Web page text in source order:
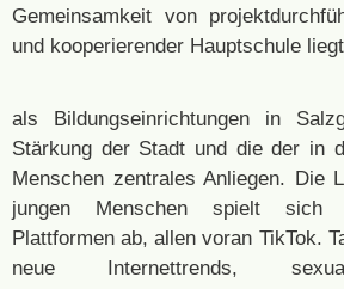
Gemeinsamkeit von
und kooperierender Hauptschule
als Bildungseinrichtungen in
Stärkung der Stadt und die der in
Menschen zentrales Anliegen. Die
jungen Menschen spielt sich
Plattformen ab, allen voran TikTok.
neue Internettrends,